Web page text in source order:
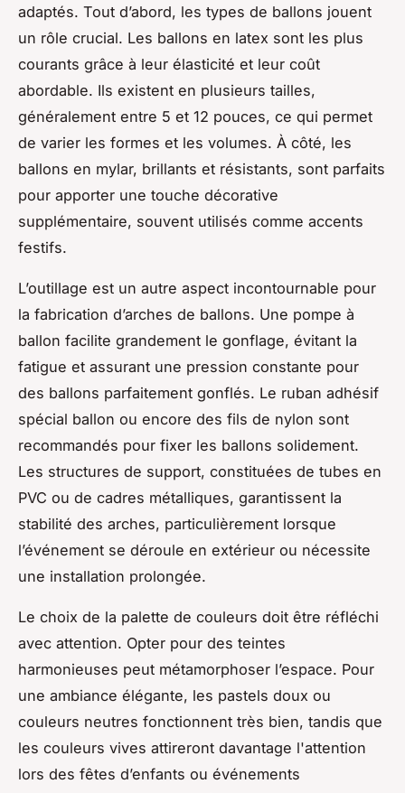
adaptés. Tout d’abord, les types de ballons jouent
un rôle crucial. Les ballons en latex sont les plus
courants grâce à leur élasticité et leur coût
abordable. Ils existent en plusieurs tailles,
généralement entre 5 et 12 pouces, ce qui permet
de varier les formes et les volumes. À côté, les
ballons en mylar, brillants et résistants, sont parfaits
pour apporter une touche décorative
supplémentaire, souvent utilisés comme accents
festifs.
L’outillage est un autre aspect incontournable pour
la fabrication d’arches de ballons. Une pompe à
ballon facilite grandement le gonflage, évitant la
fatigue et assurant une pression constante pour
des ballons parfaitement gonflés. Le ruban adhésif
spécial ballon ou encore des fils de nylon sont
recommandés pour fixer les ballons solidement.
Les structures de support, constituées de tubes en
PVC ou de cadres métalliques, garantissent la
stabilité des arches, particulièrement lorsque
l’événement se déroule en extérieur ou nécessite
une installation prolongée.
Le choix de la palette de couleurs doit être réfléchi
avec attention. Opter pour des teintes
harmonieuses peut métamorphoser l’espace. Pour
une ambiance élégante, les pastels doux ou
couleurs neutres fonctionnent très bien, tandis que
les couleurs vives attireront davantage l'attention
lors des fêtes d’enfants ou événements